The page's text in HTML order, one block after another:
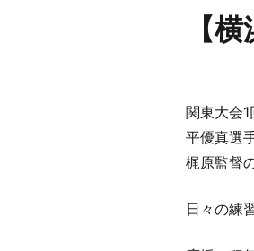
【
関東大会
平優真選
梶原監督
日々の練